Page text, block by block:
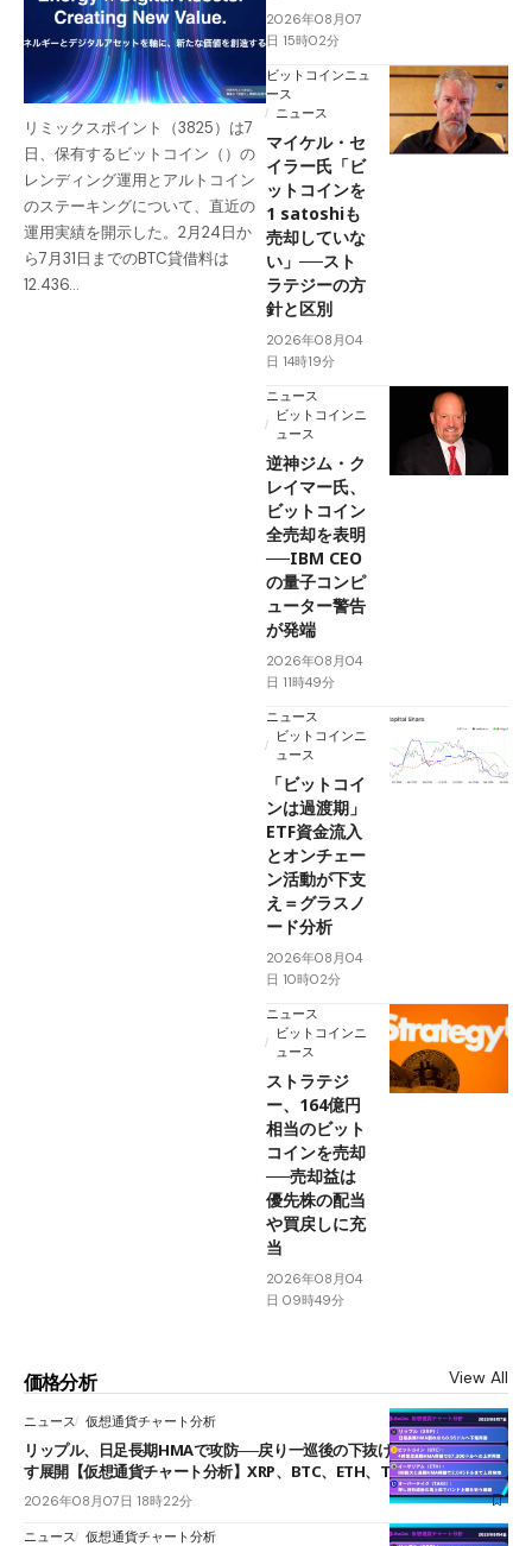
リミックスポイント（3825）は7
日、保有するビットコイン（）の
レンディング運用とアルトコイン
のステーキングについて、直近の
運用実績を開示した。2月24日か
ら7月31日までのBTC貸借料は
12.436…
2026年08月07
日 15時02分
ビットコインニュ
ース
ニュース
マイケル・セ
イラー氏「ビ
ットコインを
1 satoshiも
売却していな
い」──スト
ラテジーの方
針と区別
2026年08月04
日 14時19分
ニュース
ビットコインニ
ュース
逆神ジム・ク
レイマー氏、
ビットコイン
全売却を表明
──IBM CEO
の量子コンピ
ューター警告
が発端
2026年08月04
日 11時49分
ニュース
ビットコインニ
ュース
「ビットコイ
ンは過渡期」
ETF資金流入
とオンチェー
ン活動が下支
え＝グラスノ
ード分析
2026年08月04
日 10時02分
ニュース
ビットコインニ
ュース
ストラテジ
ー、164億円
相当のビット
コインを売却
──売却益は
優先株の配当
や買戻しに充
当
2026年08月04
日 09時49分
価格分析 View All
ニュース 仮想通貨チャート分析
リップル、日足長期HMAで攻防──戻り一巡後の下抜けで0.95ドルを試
す展開【仮想通貨チャート分析】XRP、BTC、ETH、TAKE
2026年08月07日 18時22分
ニュース 仮想通貨チャート分析